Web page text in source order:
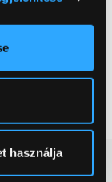
konkrét
a
használja
hűtőszekrény